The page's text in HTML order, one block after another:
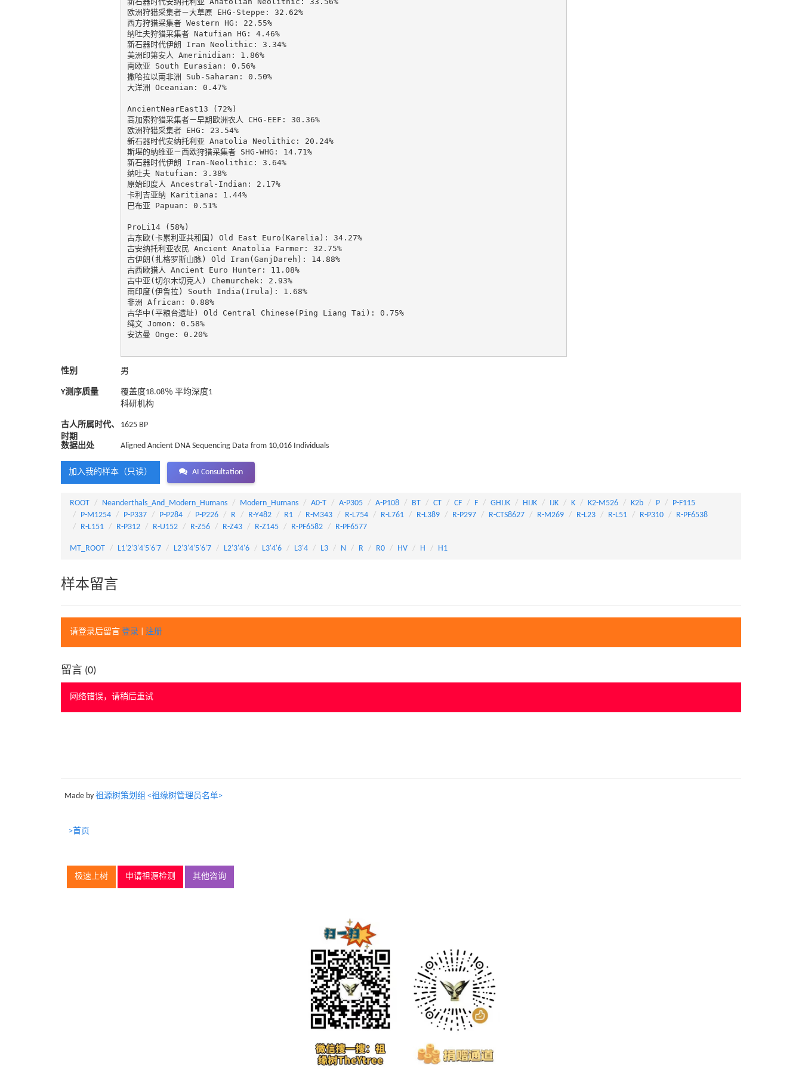
欧洲狩猎采集者－大草原 EHG-Steppe: 32.62%
西方狩猎采集者 Western HG: 22.55%
纳吐夫狩猎采集者 Natufian HG: 4.46%
新石器时代伊朗 Iran Neolithic: 3.34%
美洲印第安人 Amerinidian: 1.86%
南欧亚 South Eurasian: 0.56%
撒哈拉以南非洲 Sub-Saharan: 0.50%
大洋洲 Oceanian: 0.47%
AncientNearEast13 (72%)
高加索狩猎采集者－早期欧洲农人 CHG-EEF: 30.36%
欧洲狩猎采集者 EHG: 23.54%
新石器时代安纳托利亚 Anatolia Neolithic: 20.24%
斯堪的纳维亚－西欧狩猎采集者 SHG-WHG: 14.71%
新石器时代伊朗 Iran-Neolithic: 3.64%
纳吐夫 Natufian: 3.38%
原始印度人 Ancestral-Indian: 2.17%
卡利吉亚纳 Karitiana: 1.44%
巴布亚 Papuan: 0.51%
ProLi14 (58%)
古东欧(卡累利亚共和国) Old East Euro(Karelia): 34.27%
古安纳托利亚农民 Ancient Anatolia Farmer: 32.75%
古伊朗(扎格罗斯山脉) Old Iran(GanjDareh): 14.88%
古西欧猎人 Ancient Euro Hunter: 11.08%
古中亚(切尔木切克人) Chemurchek: 2.93%
南印度(伊鲁拉) South India(Irula): 1.68%
非洲 African: 0.88%
古华中(平粮台遗址) Old Central Chinese(Ping Liang Tai): 0.75%
绳文 Jomon: 0.58%
安达曼 Onge: 0.20%
性别 男
Y测序质量
覆盖度18.08％ 平均深度1
科研机构
古人所属时代、
时期
1625 BP
数据出处 Aligned Ancient DNA Sequencing Data from 10,016 Individuals
加入我的样本（只读） AI Consultation
ROOT Neanderthals_And_Modern_Humans Modern_Humans A0-T A-P305 A-P108 BT CT CF F GHIJK HIJK IJK K K2-M526 K2b P
P-F115
P-M1254
P-P337 P-P284 P-P226 R R-Y482 R1 R-M343 R-L754 R-L761 R-L389 R-P297 R-CTS8627 R-M269 R-L23 R-L51 R-P310
R-PF6538
R-L151
R-P312 R-U152 R-Z56 R-Z43 R-Z145 R-PF6582 R-PF6577
MT_ROOT L1'2'3'4'5'6'7 L2'3'4'5'6'7 L2'3'4'6 L3'4'6 L3'4 L3 N R R0 HV H H1
样本留言
请登录后留言 登录 注册
留言 (0)
网络错误，请稍后重试
Made by 祖源树策划组 <祖缘树管理员名单>
>首页
极速上树 申请祖源检测 其他咨询